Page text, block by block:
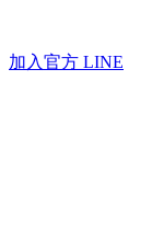
加入官方 LINE